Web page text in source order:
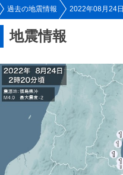
過去の地震情報 2022年08月24日
地震情報